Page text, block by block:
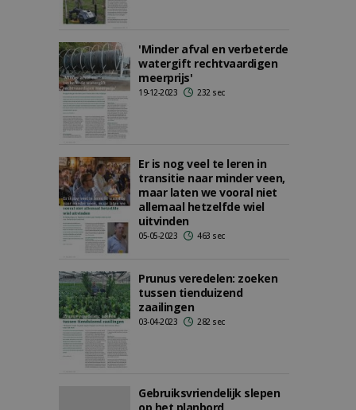
'Minder afval en verbeterde
watergift rechtvaardigen
meerprijs'
19-12-2023 232 sec
Er is nog veel te leren in
transitie naar minder veen,
maar laten we vooral niet
allemaal hetzelfde wiel
uitvinden
05-05-2023 463 sec
Prunus veredelen: zoeken
tussen tienduizend
zaailingen
03-04-2023 282 sec
Gebruiksvriendelijk slepen